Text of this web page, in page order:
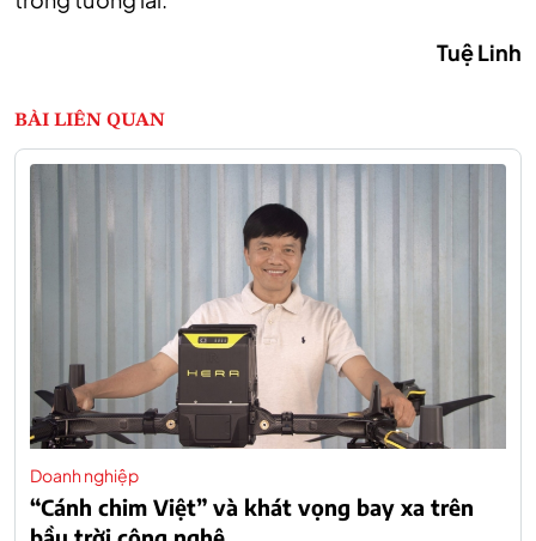
Tuệ Linh
BÀI LIÊN QUAN
Doanh nghiệp
“Cánh chim Việt” và khát vọng bay xa trên